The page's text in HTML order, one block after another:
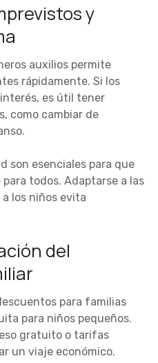
y
auxilios permite
rápidamente. Si los
es útil tener
como cambiar de
son esenciales para que
todos. Adaptarse a las
los niños evita
del
para familias
para niños pequeños.
gratuito o tarifas
un viaje económico.